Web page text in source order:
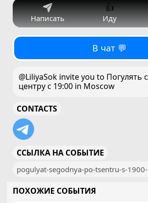
Написать
👍
Иду
В чат 💬
@LiliyaSok invite you to Погулять
центру с 19:00 in Moscow
CONTACTS
ССЫЛКА НА СОБЫТИЕ
pogulyat-segodnya-po-tsentru-s-
ПОХОЖИЕ СОБЫТИЯ